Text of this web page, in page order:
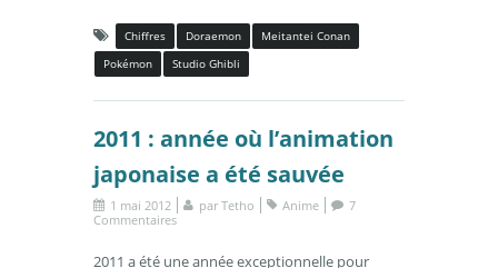
Chiffres Doraemon
Meitantei Conan
Pokémon
Studio Ghibli
2011 : année où l’animation
japonaise a été sauvée
1 mai 2012 par Tetho Anime
7
Commentaires
2011 a été une année exceptionnelle pour